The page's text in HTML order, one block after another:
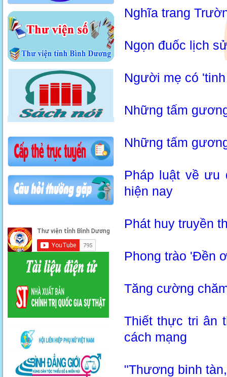
Nghĩa trang
Ngọn đuốc lịch
Người mẹ có
Những tấm
Những tấm
Pháp luật về ưu
hiện nay
Phát huy truyền
Phong trào 'Đền
Tăng cường
Thiết thực tri ân
cách mạng
"Thương binh